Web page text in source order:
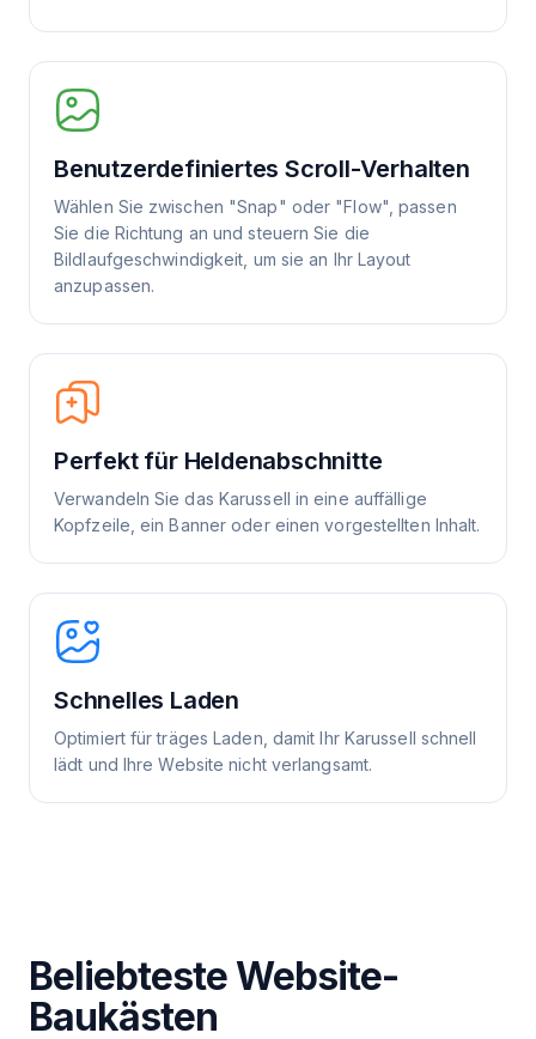
Benutzerdefiniertes Scroll-Verhalten
Wählen Sie zwischen "Snap" oder "Flow", passen
Sie die Richtung an und steuern Sie die
Bildlaufgeschwindigkeit, um sie an Ihr Layout
anzupassen.
Perfekt für Heldenabschnitte
Verwandeln Sie das Karussell in eine auffällige
Kopfzeile, ein Banner oder einen vorgestellten Inhalt.
Schnelles Laden
Optimiert für träges Laden, damit Ihr Karussell schnell
lädt und Ihre Website nicht verlangsamt.
Beliebteste Website-
Baukästen